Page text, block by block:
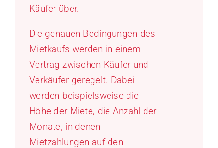
Käufer über.
Die genauen Bedingungen des
Mietkaufs werden in einem
Vertrag zwischen Käufer und
Verkäufer geregelt. Dabei
werden beispielsweise die
Höhe der Miete, die Anzahl der
Monate, in denen
Mietzahlungen auf den